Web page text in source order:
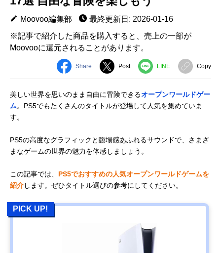
Moovoo編集部
最終更新日: 2026-01-16
※記事で紹介した商品を購入すると、売上の一部が
Moovooに還元されることがあります。
Share Post LINE Copy
美しい世界を思いのまま自由に冒険できるオープンワールドゲー
ム。PS5でもたくさんのタイトルが登場して人気を集めていま
す。
PS5の高度なグラフィックと臨場感あふれるサウンドで、さまざ
まなゲームの世界の魅力を体感しましょう。
この記事では、 PS5でおすすめの人気オープンワールドゲームを
紹介します。ぜひタイトル選びの参考にしてください。
PICK UP!